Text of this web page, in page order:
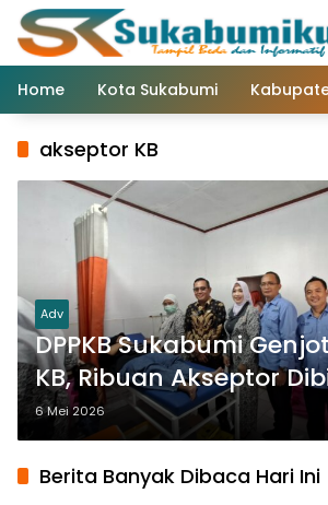
Langsung
konten
Home
Kota Sukabumi
akseptor KB
Adv
DPPKB Sukabumi
KB, Ribuan Akseptor
6 Mei 2026
Berita Banyak Dibaca Hari Ini